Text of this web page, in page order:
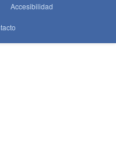
Accesibilidad